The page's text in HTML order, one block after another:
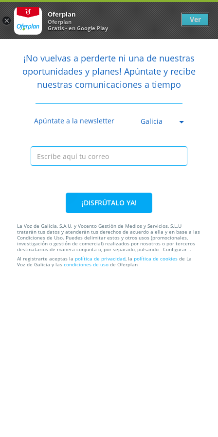

Caducada
32% 41,04€ 27,95€
Entradas OU YEAH! Loquillo, The Rapants, Kitty,
Daisy and Le...
Expourense. Recinto interior. Ourense
arrow_back Newsletter
¡No vuelvas a perderte ni una de nuestras
oportunidades y planes! Apúntate y recibe
nuestras comunicaciones a tiempo
Apúntate a la newsletter Galicia
¡DISFRÚTALO YA!
La Voz de Galicia, S.A.U. y Vocento Gestión de Medios y Servicios, S.L.U
tratarán tus datos y atenderán tus derechos de acuerdo a ella y en base a las
Condiciones de Uso. Puedes delimitar estos y otros usos (promocionales,
investigación o gestión de comercial) realizados por nosotros o por terceros
destinatarios de manera conjunta o, por separado, pulsando ¨Configurar¨.
Al registrarte aceptas la política de privacidad, la política de cookies de La
Voz de Galicia y las condiciones de uso de Oferplan
×
Oferplan
Oferplan
Gratis - en Google Play
Ver